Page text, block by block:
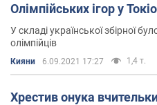
Олімпійських ігор у Токіо
У складі української збірної
олімпійців
Кияни 6.09.2021 17:27 1,4 т.
Хрестив онука